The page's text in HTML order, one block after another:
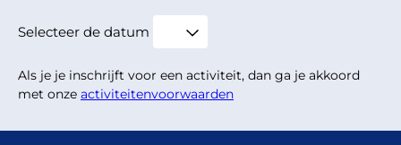
Selecteer de datum
Als je je inschrijft voor een activiteit, dan ga je akkoord
met onze activiteitenvoorwaarden